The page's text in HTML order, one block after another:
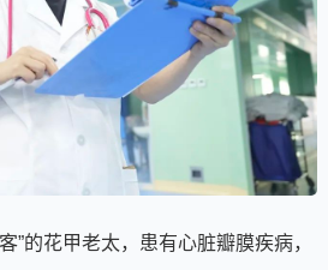
”的花甲老太，患有心脏瓣膜疾病，